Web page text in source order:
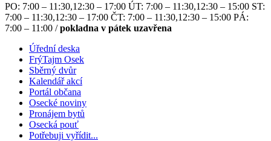
PO: 7:00 – 11:30,12:30 – 17:00 ÚT: 7:00 – 11:30,12:30 – 15:00 ST:
7:00 – 11:30,12:30 – 17:00 ČT: 7:00 – 11:30,12:30 – 15:00 PÁ:
7:00 – 11:00 /pokladna v pátek uzavřena
Úřední deska
FrýTajm Osek
Sběrný dvůr
Kalendář akcí
Portál občana
Osecké noviny
Pronájem bytů
Osecká pouť
Potřebuji vyřídit...